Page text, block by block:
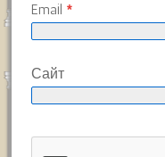
Email *
Сайт